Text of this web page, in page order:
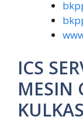
ICS
MESIN